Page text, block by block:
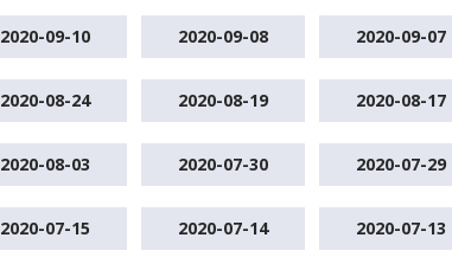
2020-09-10 2020-09-08 2020-09-07
2020-08-24 2020-08-19 2020-08-17
2020-08-03 2020-07-30 2020-07-29
2020-07-15 2020-07-14 2020-07-13